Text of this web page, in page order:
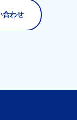
合わせ